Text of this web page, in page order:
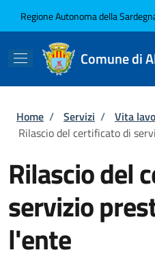
Regione Autonoma della
Comune di
Briciole di
Home / Servizi / Vita
Rilascio del certificato di
Rilascio del
servizio
l'ente